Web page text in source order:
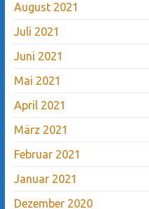
August 2021
Juli 2021
Juni 2021
Mai 2021
April 2021
März 2021
Februar 2021
Januar 2021
Dezember 2020